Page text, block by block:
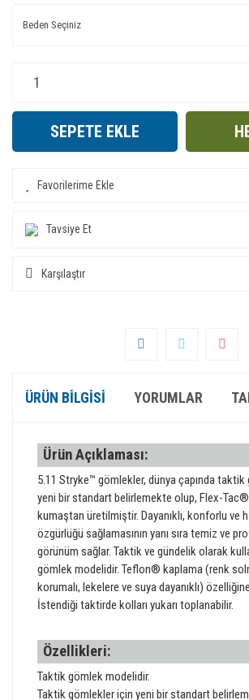
SEPETE EKLE
Tavsiye Et
Karşılaştır
ÜRÜN BILGISI YORUMLAR
Ürün Açıklaması:
5.11 Stryke™ gömlekler, dünya çapında
yeni bir standart belirlemekte olup, Flex-
kumaştan üretilmiştir. Dayanıklı, konforlu ve
özgürlüğü sağlamasının yanı sıra temiz ve
görünüm sağlar. Taktik ve gündelik olarak
gömlek modelidir. Teflon® kaplama (renk
korumalı, lekelere ve suya dayanıklı)
İstendiği taktirde kolları yukarı toplanabilir.
Özellikleri:
Taktik gömlek modelidir.
Taktik gömlekler için yeni bir standart